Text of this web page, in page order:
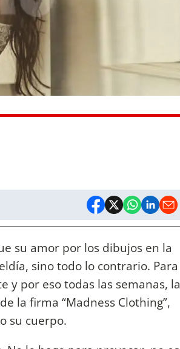
su amor por los dibujos en la
sino todo lo contrario. Para
y por eso todas las semanas, la
la firma “Madness Clothing”,
su cuerpo.